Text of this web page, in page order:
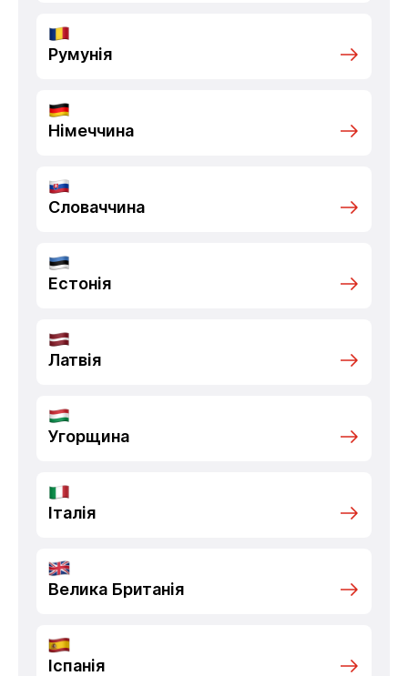
Румунія
Німеччина
Словаччина
Естонія
Латвія
Угорщина
Італія
Велика Британія
Іспанія